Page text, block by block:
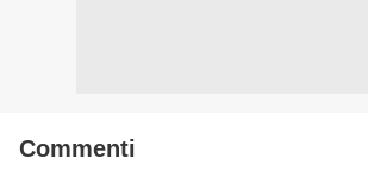
Commenti